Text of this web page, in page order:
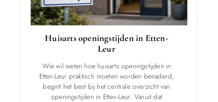
Huisarts openingstijden in Etten-
Leur
Wie wil weten hoe huisarts openingstijden in
Etten-Leur praktisch moeten worden benaderd,
begint het best bij het centrale overzicht van
openingstijden in Etten-Leur. Vanuit dat